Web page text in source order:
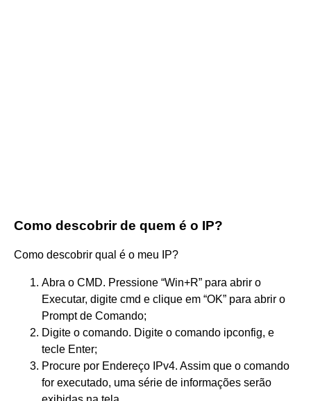
Como descobrir de quem é o IP?
Como descobrir qual é o meu IP?
Abra o CMD. Pressione “Win+R” para abrir o
Executar, digite cmd e clique em “OK” para abrir o
Prompt de Comando;
Digite o comando. Digite o comando ipconfig, e
tecle Enter;
Procure por Endereço IPv4. Assim que o comando
for executado, uma série de informações serão